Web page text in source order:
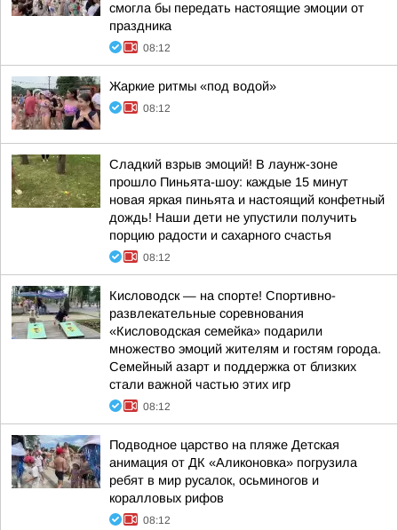
смогла бы передать настоящие эмоции от
праздника
08:12
Жаркие ритмы «под водой»
08:12
Сладкий взрыв эмоций! В лаунж-зоне
прошло Пиньята-шоу: каждые 15 минут
новая яркая пиньята и настоящий конфетный
дождь! Наши дети не упустили получить
порцию радости и сахарного счастья
08:12
Кисловодск — на спорте! Спортивно-
развлекательные соревнования
«Кисловодская семейка» подарили
множество эмоций жителям и гостям города.
Семейный азарт и поддержка от близких
стали важной частью этих игр
08:12
Подводное царство на пляже Детская
анимация от ДК «Аликоновка» погрузила
ребят в мир русалок, осьминогов и
коралловых рифов
08:12